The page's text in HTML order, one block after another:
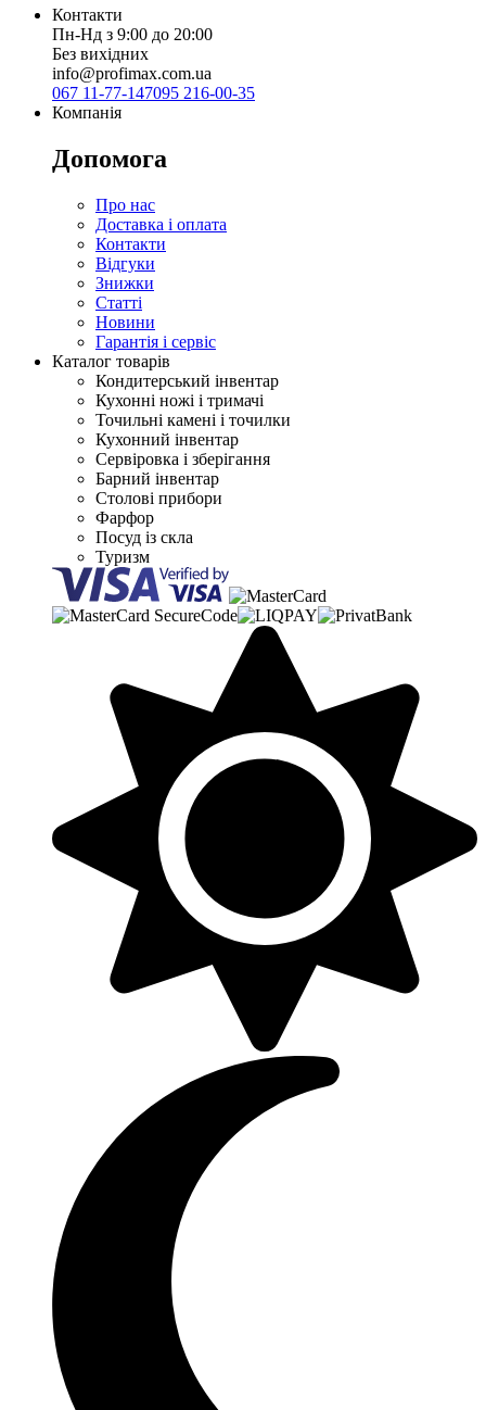
Контакти
Пн-Нд з 9:00 до 20:00
Без вихідних
info@profimax.com.ua
067 11-77-147095 216-00-35
Компанія
Допомога
Про нас
Доставка і оплата
Контакти
Відгуки
Знижки
Статті
Новини
Гарантія і сервіс
Каталог товарів
Кондитерський інвентар
Кухонні ножі і тримачі
Точильні камені і точилки
Кухонний інвентар
Сервіровка і зберігання
Барний інвентар
Столові прибори
Фарфор
Посуд із скла
Туризм